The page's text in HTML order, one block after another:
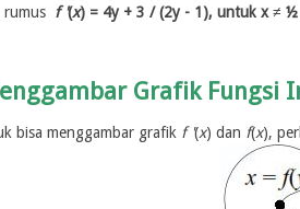
rumus f '(x) = 4y + 3 / (2y- 1), untuk x ≠ ½
Grafik Fungsi
bisa menggambar grafik f ' (x) dan f(x),